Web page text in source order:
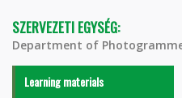
SZERVEZETI EGYSÉG:
Department of
Learning materials